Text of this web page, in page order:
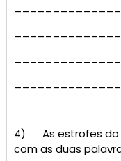
4) As estrofes do
com as duas